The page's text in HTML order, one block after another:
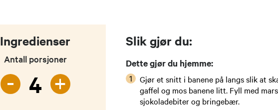
Ingredienser
Antall porsjoner
- 4 +
Slik gjør du:
Dette gjør du hjemme:
Gjør et snitt i banene på langs slik at
gaffel og mos banene litt. Fyll med
sjokoladebiter og bringebæ​r.